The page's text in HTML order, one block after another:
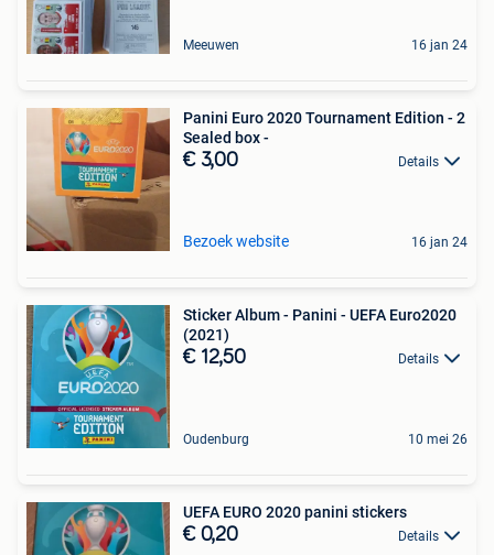
Meeuwen 16 jan 24
Panini Euro 2020 Tournament Edition - 2
Sealed box -
€ 3,00 Details
Bezoek website 16 jan 24
Sticker Album - Panini - UEFA Euro2020
(2021)
€ 12,50 Details
Oudenburg 10 mei 26
UEFA EURO 2020 panini stickers
€ 0,20 Details